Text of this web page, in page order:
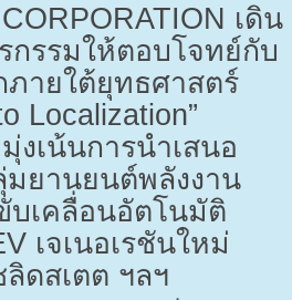
เดิน
รรมให้ตอบโจทย์กับ
ภายใต้ยุทธศาสตร์
Localization”
มุ่งเน้นการนำเสนอ
มยานยนต์พลังงาน
บเคลื่อนอัตโนมัติ
เจเนอเรชันใหม่
ดสเตต ฯลฯ